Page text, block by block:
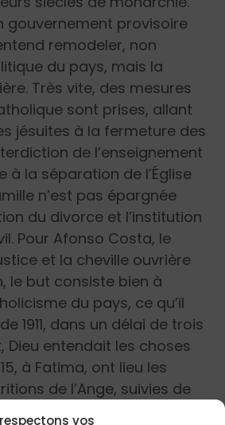
vos
gouvernement provisoire
remodeler, non
du pays, mais la
Très vite, des mesures
sont prises, allant
jésuites à la fermeture des
de l’enseignement
à la séparation de l’Église
n’est pas épargnée
du divorce et l’institution
Pour Afonso Costa, le
et la cheville ouvrière
le but consiste bien à
du pays, ce qu’il
1911, dans un délai de trois
Dieu entendait les choses
à Fatima, ont lieu les
de l’Ange, suivies de
en 1916, puis des